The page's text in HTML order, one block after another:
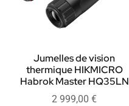
Jumelles de vision
thermique HIKMICRO
Habrok Master HQ35LN
2 999,00 €